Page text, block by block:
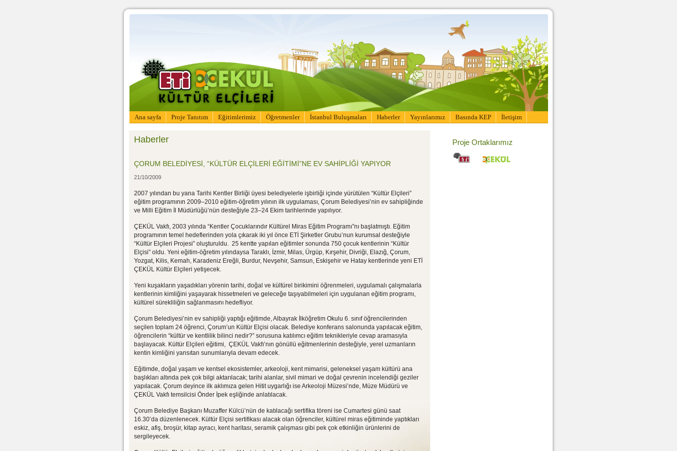
Ana sayfa Proje Tanıtım Eğitimlerimiz Öğretmenler İstanbul Buluşmaları Haberler Yayınlarımız Basında KEP İletişim
Proje Ortaklarımız
Haberler
ÇORUM BELEDİYESİ, “KÜLTÜR ELÇİLERİ EĞİTİMİ”NE EV SAHİPLİĞİ YAPIYOR
21/10/2009
2007 yılından bu yana Tarihi Kentler Birliği üyesi belediyelerle işbirliği içinde yürütülen “Kültür Elçileri”
eğitim programının 2009–2010 eğitim-öğretim yılının ilk uygulaması, Çorum Belediyesi’nin ev sahipliğinde
ve Milli Eğitim İl Müdürlüğü’nün desteğiyle 23–24 Ekim tarihlerinde yapılıyor.
ÇEKÜL Vakfı, 2003 yılında “Kentler Çocuklarındır Kültürel Miras Eğitim Programı”nı başlatmıştı. Eğitim
programının temel hedeflerinden yola çıkarak iki yıl önce ETİ Şirketler Grubu’nun kurumsal desteğiyle
“Kültür Elçileri Projesi” oluşturuldu. 25 kentte yapılan eğitimler sonunda 750 çocuk kentlerinin “Kültür
Elçisi” oldu. Yeni eğitim-öğretim yılındaysa Taraklı, İzmir, Milas, Ürgüp, Kırşehir, Divriği, Elazığ, Çorum,
Yozgat, Kilis, Kemah, Karadeniz Ereğli, Burdur, Nevşehir, Samsun, Eskişehir ve Hatay kentlerinde yeni ETİ
ÇEKÜL Kültür Elçileri yetişecek.
Yeni kuşakların yaşadıkları yörenin tarihi, doğal ve kültürel birikimini öğrenmeleri, uygulamalı çalışmalarla
kentlerinin kimliğini yaşayarak hissetmeleri ve geleceğe taşıyabilmeleri için uygulanan eğitim programı,
kültürel sürekliliğin sağlanmasını hedefliyor.
Çorum Belediyesi’nin ev sahipliği yaptığı eğitimde, Albayrak İlköğretim Okulu 6. sınıf öğrencilerinden
seçilen toplam 24 öğrenci, Çorum’un Kültür Elçisi olacak. Belediye konferans salonunda yapılacak eğitim,
öğrencilerin “kültür ve kentlilik bilinci nedir?” sorusuna katılımcı eğitim teknikleriyle cevap aramasıyla
başlayacak. Kültür Elçileri eğitimi, ÇEKÜL Vakfı’nın gönüllü eğitmenlerinin desteğiyle, yerel uzmanların
kentin kimliğini yansıtan sunumlarıyla devam edecek.
Eğitimde, doğal yaşam ve kentsel ekosistemler, arkeoloji, kent mimarisi, geleneksel yaşam kültürü ana
başlıkları altında pek çok bilgi aktarılacak; tarihi alanlar, sivil mimari ve doğal çevrenin incelendiği geziler
yapılacak. Çorum deyince ilk aklımıza gelen Hitit uygarlığı ise Arkeoloji Müzesi’nde, Müze Müdürü ve
ÇEKÜL Vakfı temsilcisi Önder İpek eşliğinde anlatılacak.
Çorum Belediye Başkanı Muzaffer Külcü’nün de katılacağı sertifika töreni ise Cumartesi günü saat
16.30’da düzenlenecek. Kültür Elçisi sertifikası alacak olan öğrenciler, kültürel miras eğitiminde yaptıkları
eskiz, afiş, broşür, kitap ayracı, kent haritası, seramik çalışması gibi pek çok etkinliğin ürünlerini de
sergileyecek.